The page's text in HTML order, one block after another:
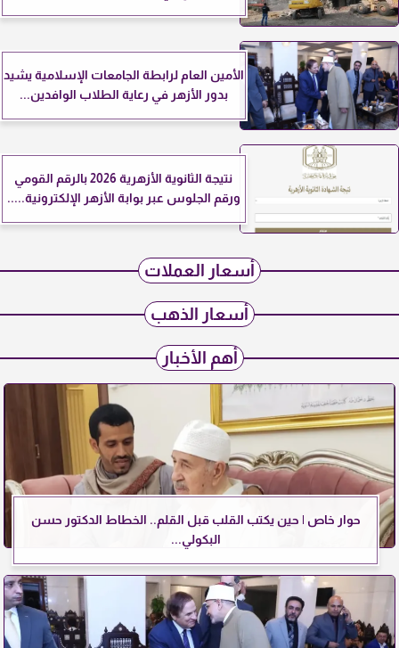
الأمين العام لرابطة الجامعات الإسلامية يشيد
بدور الأزهر في رعاية الطلاب الوافدين...
نتيجة الثانوية الأزهرية 2026 بالرقم القومي
ورقم الجلوس عبر بوابة الأزهر الإلكترونية.....
أسعار العملات
أسعار الذهب
أهم الأخبار
حوار خاص | حين يكتب القلب قبل القلم.. الخطاط الدكتور حسن
البكولي...